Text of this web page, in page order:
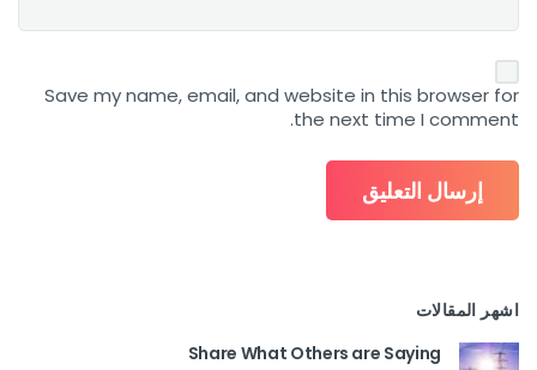
Save my name, email, and website in this browser for
the next time I comment.
اشهر المقالات
Share What Others are Saying